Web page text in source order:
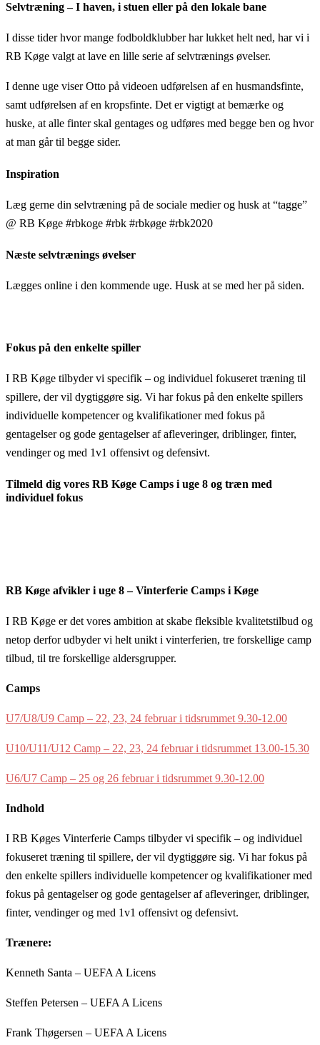
Selvtræning – I haven, i stuen eller på den lokale bane
I disse tider hvor mange fodboldklubber har lukket helt ned, har vi i
RB Køge valgt at lave en lille serie af selvtrænings øvelser.
I denne uge viser Otto på videoen udførelsen af en husmandsfinte,
samt udførelsen af en kropsfinte. Det er vigtigt at bemærke og
huske, at alle finter skal gentages og udføres med begge ben og hvor
at man går til begge sider.
Inspiration
Læg gerne din selvtræning på de sociale medier og husk at “tagge”
@ RB Køge #rbkoge #rbk #rbkøge #rbk2020
Næste selvtrænings øvelser
Lægges online i den kommende uge. Husk at se med her på siden.
Fokus på den enkelte spiller
I RB Køge tilbyder vi specifik – og individuel fokuseret træning til
spillere, der vil dygtiggøre sig. Vi har fokus på den enkelte spillers
individuelle kompetencer og kvalifikationer med fokus på
gentagelser og gode gentagelser af afleveringer, driblinger, finter,
vendinger og med 1v1 offensivt og defensivt.
Tilmeld dig vores RB Køge Camps i uge 8 og træn med
individuel fokus
RB Køge afvikler i uge 8 – Vinterferie Camps i Køge
I RB Køge er det vores ambition at skabe fleksible kvalitetstilbud og
netop derfor udbyder vi helt unikt i vinterferien, tre forskellige camp
tilbud, til tre forskellige aldersgrupper.
Camps
U7/U8/U9 Camp – 22, 23, 24 februar i tidsrummet 9.30-12.00
U10/U11/U12 Camp – 22, 23, 24 februar i tidsrummet 13.00-15.30
U6/U7 Camp – 25 og 26 februar i tidsrummet 9.30-12.00
Indhold
I RB Køges Vinterferie Camps tilbyder vi specifik – og individuel
fokuseret træning til spillere, der vil dygtiggøre sig. Vi har fokus på
den enkelte spillers individuelle kompetencer og kvalifikationer med
fokus på gentagelser og gode gentagelser af afleveringer, driblinger,
finter, vendinger og med 1v1 offensivt og defensivt.
Trænere:
Kenneth Santa – UEFA A Licens
Steffen Petersen – UEFA A Licens
Frank Thøgersen – UEFA A Licens